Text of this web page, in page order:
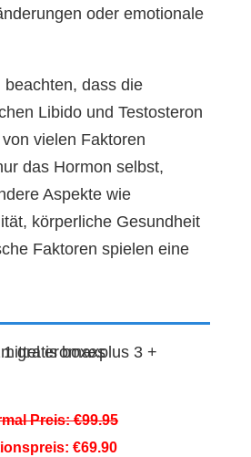
oder emotionale
beachten, dass die
Libido und Testosteron
vielen Faktoren
das Hormon selbst,
Aspekte wie
körperliche Gesundheit
Faktoren spielen eine
Preis: €99.95
€69.90